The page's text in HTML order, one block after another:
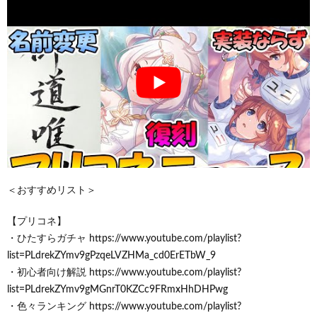
＜おすすめリスト＞
【プリコネ】
・ひたすらガチャ https://www.youtube.com/playlist?
list=PLdrekZYmv9gPzqeLVZHMa_cd0ErETbW_9
・初心者向け解説 https://www.youtube.com/playlist?
list=PLdrekZYmv9gMGnrT0KZCc9FRmxHhDHPwg
・色々ランキング https://www.youtube.com/playlist?